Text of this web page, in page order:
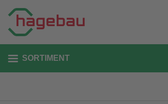
SORTIMENT